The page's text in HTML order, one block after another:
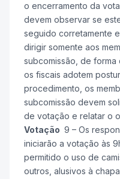
o encerramento da
devem observar se
seguido corretamente
dirigir somente aos
subcomissão, de forma
os fiscais adotem
procedimento, os
subcomissão devem
de votação e relatar o
Votação 9 – Os
iniciarão a votação às
permitido o uso de
outros, alusivos à